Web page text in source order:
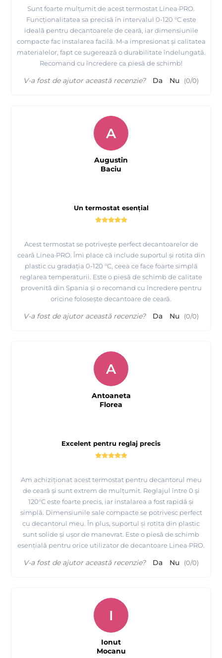
Sunt foarte mulțumit de acest termostat Linea·PRO.
Funcționalitatea sa precisă în intervalul 0-120 °C este
ideală pentru decantoarele de ceară, iar dimensiunile
compacte fac instalarea facilă. M-a impresionat și calitatea
materialelor, fapt ce sugerează o durabilitate îndelungată.
Recomand cu încredere ca piesă de schimb!
V-a fost de ajutor această recenzie? Da Nu (0/0)
Un termostat esențial
Acest termostat se potrivește perfect decantoarelor de
ceară Linea·PRO. Îmi place că include suportul și rotita din
plastic cu gradația 0-120 °C, ceea ce face foarte simplă
reglarea temperaturii. Este o piesă de schimb de calitate
provenită din Spania și o recomand cu încredere pentru
oricine folosește decantoare de ceară.
A
Augustin
Baciu
V-a fost de ajutor această recenzie? Da Nu (0/0)
Excelent pentru reglaj precis
Am achiziționat acest termostat pentru decantorul meu
de ceară și sunt extrem de mulțumit. Reglajul între 0 și
120°C este foarte precis, iar instalarea a fost rapidă și
simplă. Dimensiunile sale compacte se potrivesc perfect
cu decantorul meu. În plus, suportul și rotita din plastic
sunt solide și ușor de manevrat. Este o piesă de schimb
esențială pentru orice utilizator de decantoare Linea·PRO.
A
Antoaneta
Florea
V-a fost de ajutor această recenzie? Da Nu (0/0)
I
Ionut
Mocanu